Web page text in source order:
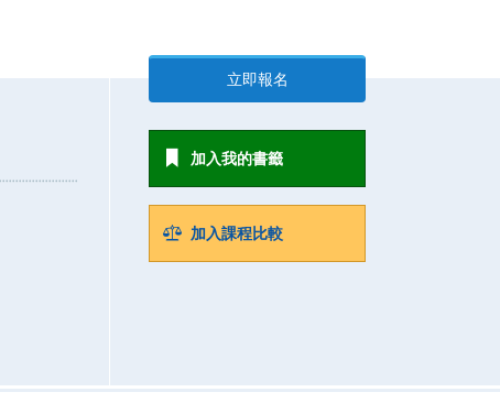
立即報名
加入我的書籤
加入課程比較